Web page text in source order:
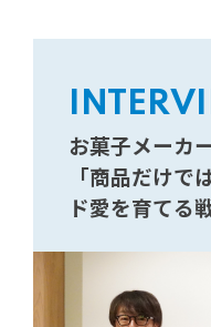
お菓子メーカ
「商品だけで
ド愛を育てる